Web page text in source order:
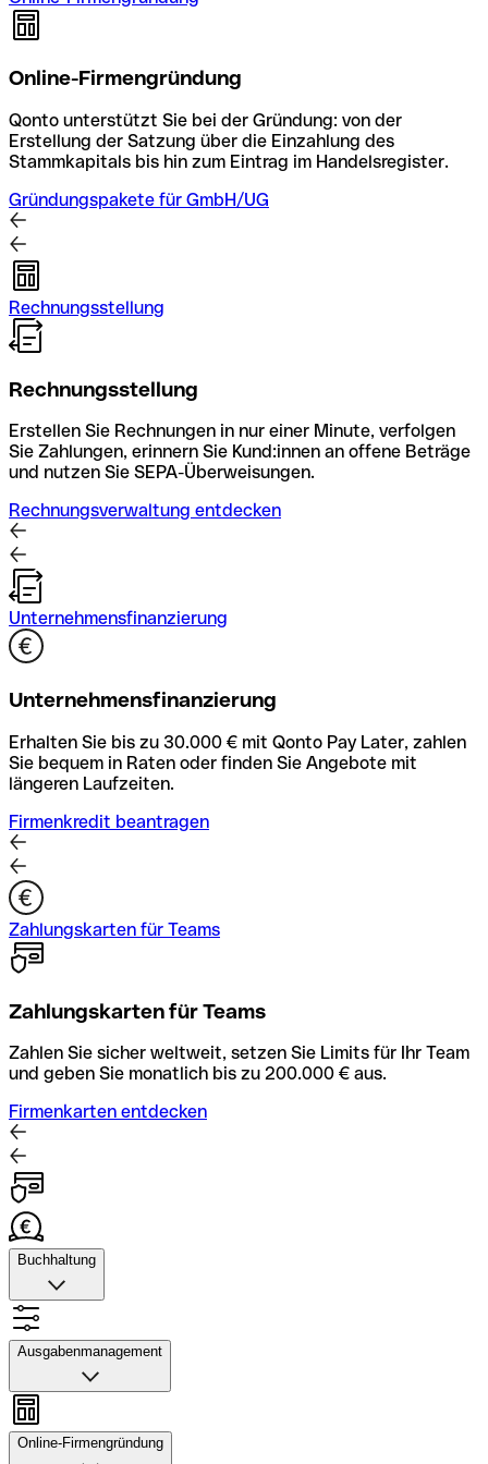
Online-Firmengründung
Qonto unterstützt Sie bei der Gründung: von der
Erstellung der Satzung über die Einzahlung des
Stammkapitals bis hin zum Eintrag im Handelsregister.
Gründungspakete für GmbH/UG
Rechnungsstellung
Rechnungsstellung
Erstellen Sie Rechnungen in nur einer Minute, verfolgen
Sie Zahlungen, erinnern Sie Kund:innen an offene Beträge
und nutzen Sie SEPA-Überweisungen.
Rechnungsverwaltung entdecken
Unternehmensfinanzierung
Unternehmensfinanzierung
Erhalten Sie bis zu 30.000 € mit Qonto Pay Later, zahlen
Sie bequem in Raten oder finden Sie Angebote mit
längeren Laufzeiten.
Firmenkredit beantragen
Zahlungskarten für Teams
Zahlungskarten für Teams
Zahlen Sie sicher weltweit, setzen Sie Limits für Ihr Team
und geben Sie monatlich bis zu 200.000 € aus.
Firmenkarten entdecken
Buchhaltung
Buchhaltung
Scannen Sie Belege und laden Sie sie in Qonto hoch.
Rechnungsabläufe können Sie automatisieren und mit
dem Buchhaltungstool schneller abstimmen.
Konto mit Buchhaltung entdecken
Ausgabenmanagement
Ausgabenmanagement
Genehmigungen einrichten, Ausgaben verfolgen, Budgets
Online-Firmengründung